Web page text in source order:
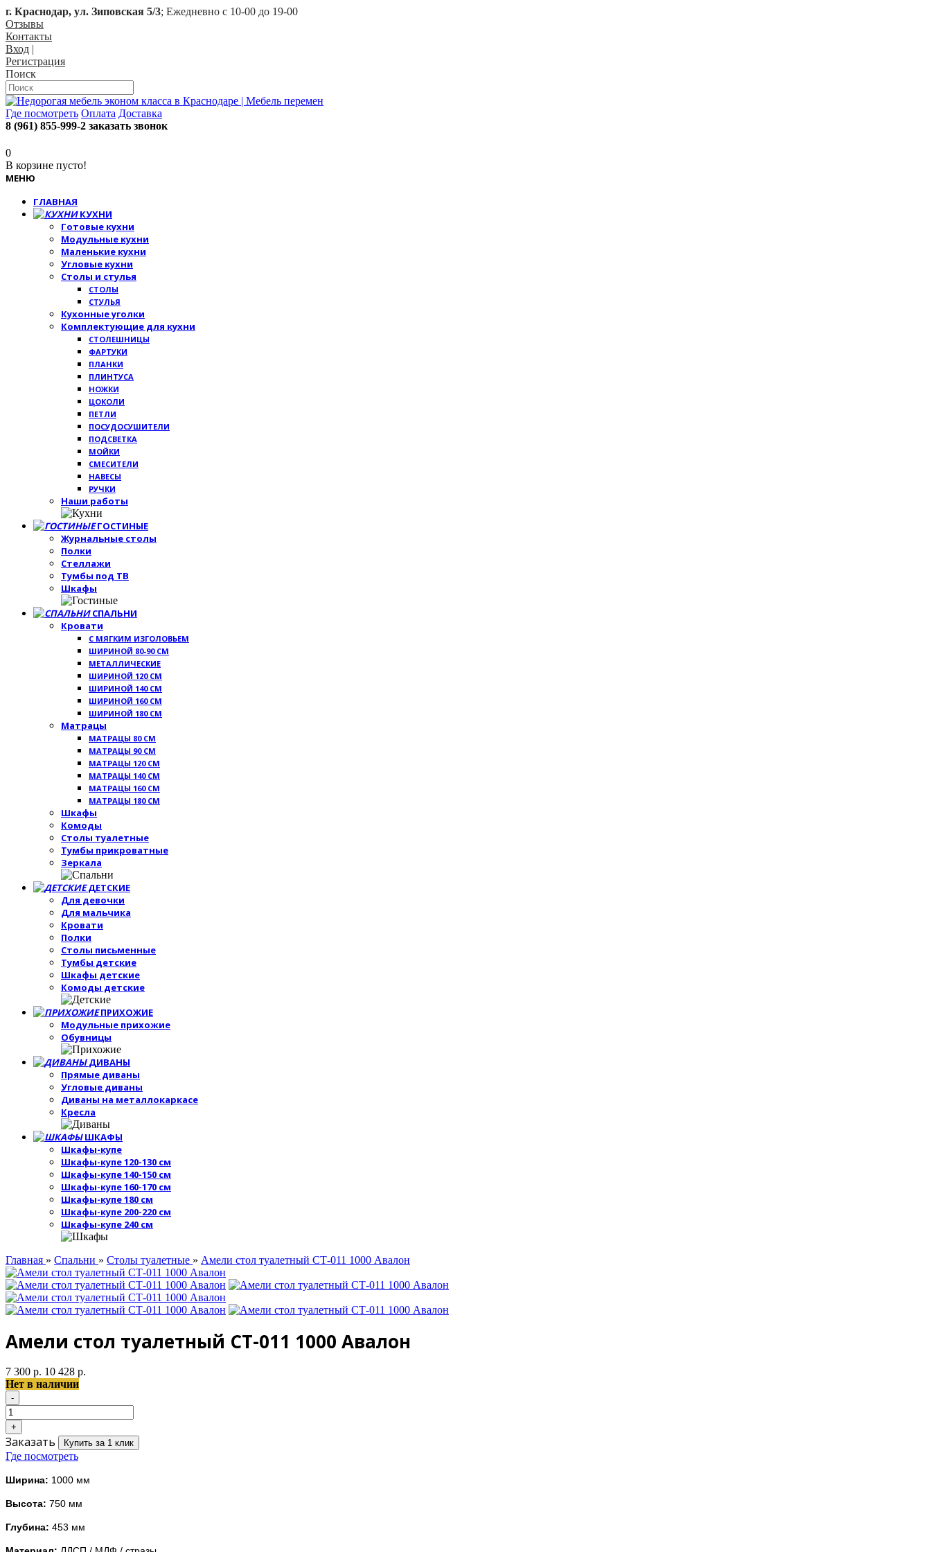
г. Краснодар, ул. Зиповская 5/3; Ежедневно с 10-00 до 19-00
Отзывы
Контакты
Вход |
Регистрация
Поиск
Где посмотреть Оплата Доставка
8 (961) 855-999-2 заказать звонок
0
В корзине пусто!
МЕНЮ
ГЛАВНАЯ
КУХНИ
Готовые кухни
Модульные кухни
Маленькие кухни
Угловые кухни
Столы и стулья
СТОЛЫ
СТУЛЬЯ
Кухонные уголки
Комплектующие для кухни
СТОЛЕШНИЦЫ
ФАРТУКИ
ПЛАНКИ
ПЛИНТУСА
НОЖКИ
ЦОКОЛИ
ПЕТЛИ
ПОСУДОСУШИТЕЛИ
ПОДСВЕТКА
МОЙКИ
СМЕСИТЕЛИ
НАВЕСЫ
РУЧКИ
Наши работы
ГОСТИНЫЕ
Журнальные столы
Полки
Стеллажи
Тумбы под ТВ
Шкафы
СПАЛЬНИ
Кровати
С МЯГКИМ ИЗГОЛОВЬЕМ
ШИРИНОЙ 80-90 СМ
МЕТАЛЛИЧЕСКИЕ
ШИРИНОЙ 120 СМ
ШИРИНОЙ 140 СМ
ШИРИНОЙ 160 СМ
ШИРИНОЙ 180 СМ
Матрацы
МАТРАЦЫ 80 СМ
МАТРАЦЫ 90 СМ
МАТРАЦЫ 120 СМ
МАТРАЦЫ 140 СМ
МАТРАЦЫ 160 СМ
МАТРАЦЫ 180 СМ
Шкафы
Комоды
Столы туалетные
Тумбы прикроватные
Зеркала
ДЕТСКИЕ
Для девочки
Для мальчика
Кровати
Полки
Столы письменные
Тумбы детские
Шкафы детские
Комоды детские
ПРИХОЖИЕ
Модульные прихожие
Обувницы
ДИВАНЫ
Прямые диваны
Угловые диваны
Диваны на металлокаркасе
Кресла
ШКАФЫ
Шкафы-купе
Шкафы-купе 120-130 см
Шкафы-купе 140-150 см
Шкафы-купе 160-170 см
Шкафы-купе 180 см
Шкафы-купе 200-220 см
Шкафы-купе 240 см
Главная » Спальни » Столы туалетные » Амели стол туалетный СТ-011 1000 Авалон
Амели стол туалетный СТ-011 1000 Авалон
7 300 р. 10 428 р.
Нет в наличии
Заказать Купить за 1 клик
Где посмотреть
Ширина: 1000 мм
Высота: 750 мм
Глубина: 453 мм